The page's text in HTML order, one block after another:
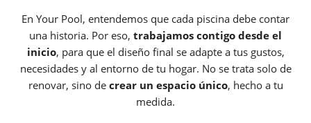
En Your Pool, entendemos que cada piscina debe contar
una historia. Por eso, trabajamos contigo desde el
inicio, para que el diseño final se adapte a tus gustos,
necesidades y al entorno de tu hogar. No se trata solo de
renovar, sino de crear un espacio único, hecho a tu
medida.